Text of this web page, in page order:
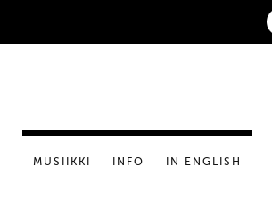
MUSIIKKI INFO IN ENGLISH